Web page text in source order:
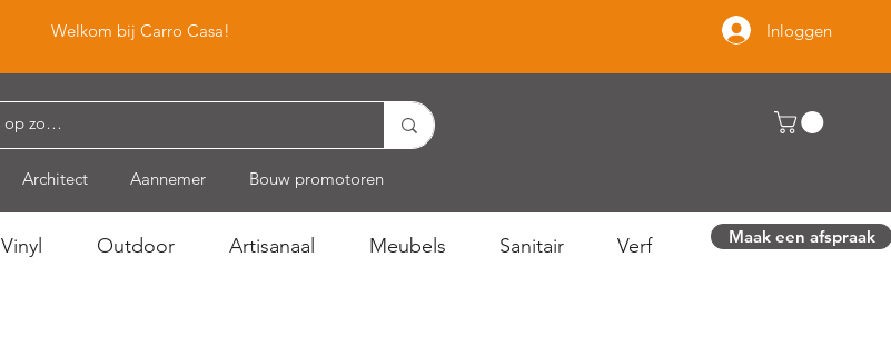
Welkom bij Carro Casa! Inloggen
Architect Aannemer Bouw promotoren
Vinyl Outdoor Artisanaal Meubels Sanitair Verf Maak een afspraak